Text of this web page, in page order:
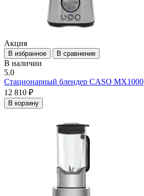
Акция
В избранное В сравнение
В наличии
5.0
Стационарный блендер CASO MX1000
12 810 ₽
В корзину